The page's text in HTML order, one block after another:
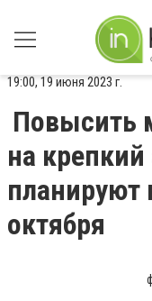
19:00, 19 июня 2023 г.
Повысить
на крепкий
планируют
октября